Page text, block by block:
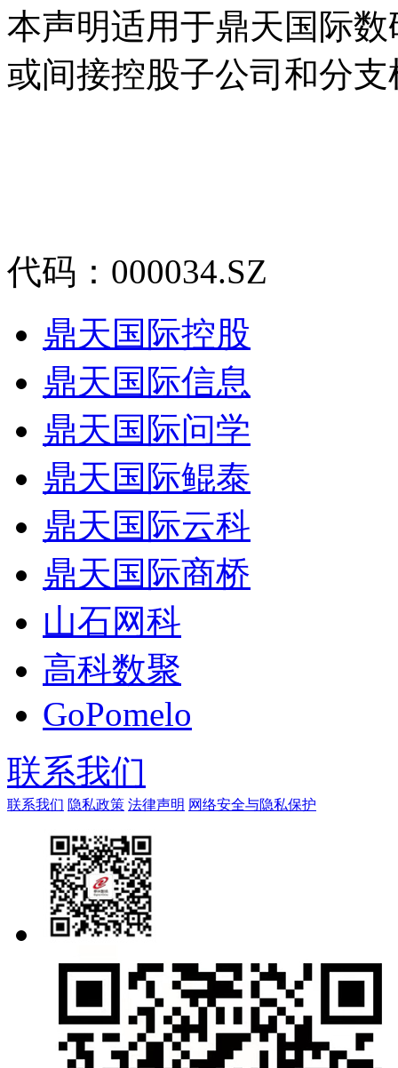
本声明适用于鼎天国际
或间接控股子公司和分支
代码：000034.SZ
鼎天国际控股
鼎天国际信息
鼎天国际问学
鼎天国际鲲泰
鼎天国际云科
鼎天国际商桥
山石网科
高科数聚
GoPomelo
联系我们
联系我们 隐私政策 法律声明 网络安全与隐私保护